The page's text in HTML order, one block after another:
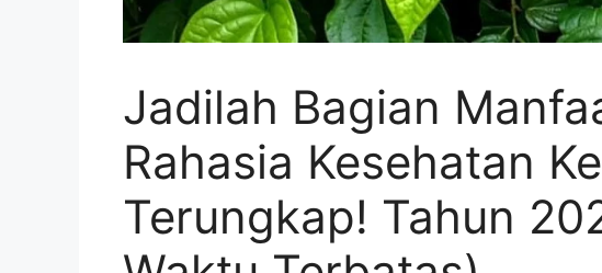
Jadilah Bagian
Rahasia Kesehatan
Terungkap! Tahun